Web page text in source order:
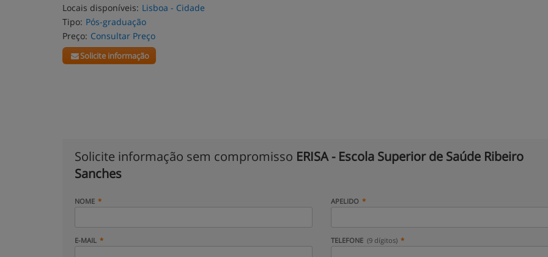
Locais disponíveis: Lisboa - Cidade
Tipo: Pós-graduação
Preço: Consultar Preço
Solicite informação
Solicite informação sem compromisso ERISA - Escola Superior de Saúde Ribeiro
Sanches
NOME APELIDO
E-MAIL TELEFONE (9 dígitos)